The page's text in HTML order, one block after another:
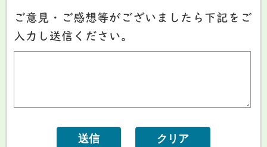
ご意見・ご感想等がございましたら下記をご
入力し送信ください。